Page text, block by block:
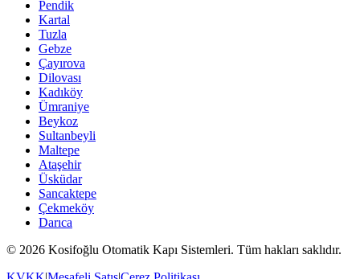
Pendik
Kartal
Tuzla
Gebze
Çayırova
Dilovası
Kadıköy
Ümraniye
Beykoz
Sultanbeyli
Maltepe
Ataşehir
Üsküdar
Sancaktepe
Çekmeköy
Darıca
© 2026 Kosifoğlu Otomatik Kapı Sistemleri. Tüm hakları saklıdır.